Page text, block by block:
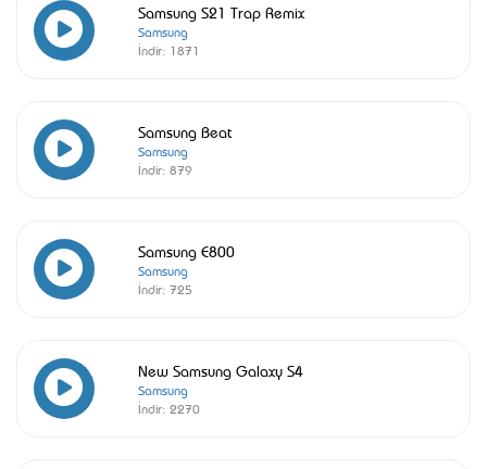
Samsung S21 Trap Remix
Samsung
İndir: 1871
Samsung Beat
Samsung
İndir: 879
Samsung E800
Samsung
İndir: 725
New Samsung Galaxy S4
Samsung
İndir: 2270